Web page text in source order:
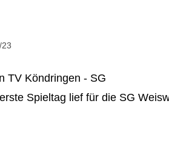
TV Köndringen - SG
Spieltag lief für die SG